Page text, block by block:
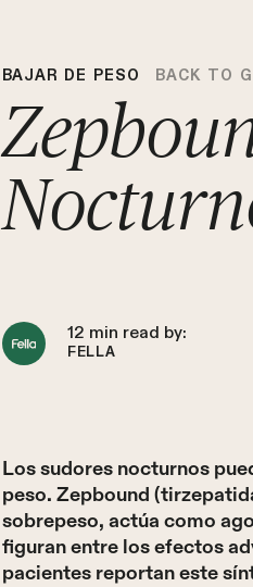
BAJAR DE PESO BACK TO
12 min read by:
FELLA
Los sudores nocturnos
peso. Zepbound
sobrepeso, actúa como
figuran entre los efectos
pacientes reportan este